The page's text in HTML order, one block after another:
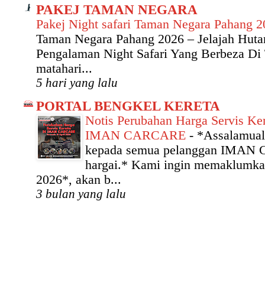
PAKEJ TAMAN NEGARA
Pakej Night safari Taman Negara Pahang
Taman Negara Pahang 2026 – Jelajah
Pengalaman Night Safari Yang Berbeza
matahari...
5 hari yang lalu
PORTAL BENGKEL KERETA
Notis Perubahan Harga Servis
IMAN CARCARE -
kepada semua pelanggan IMAN
hargai.* Kami ingin
2026*, akan b...
3 bulan yang lalu